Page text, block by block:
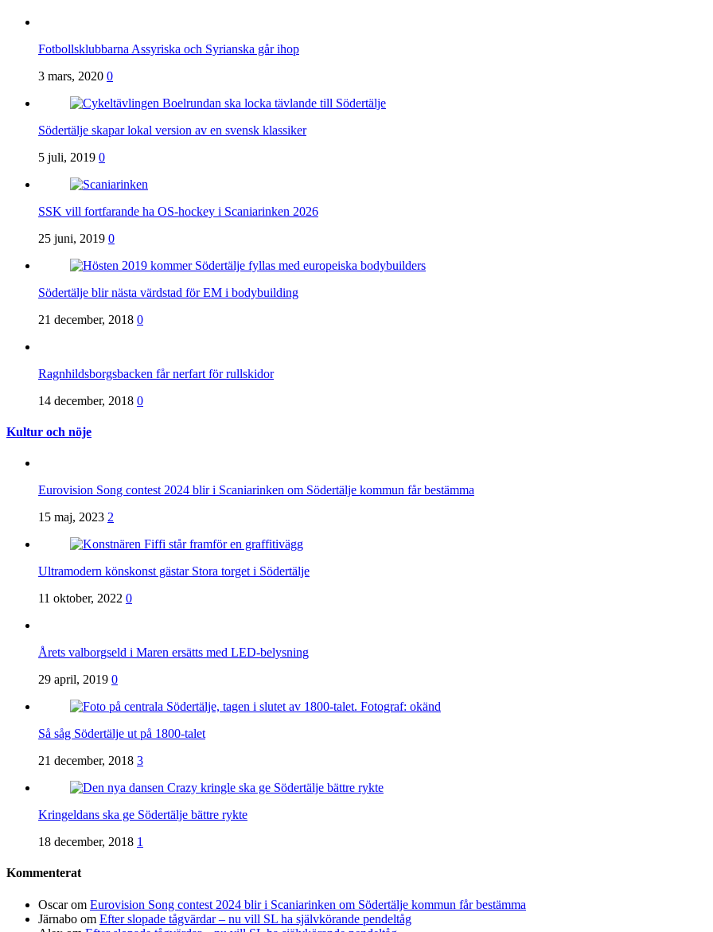
Fotbollsklubbarna Assyriska och Syrianska går ihop
3 mars, 2020 0
Södertälje skapar lokal version av en svensk klassiker
5 juli, 2019 0
SSK vill fortfarande ha OS-hockey i Scaniarinken 2026
25 juni, 2019 0
Södertälje blir nästa värdstad för EM i bodybuilding
21 december, 2018 0
Ragnhildsborgsbacken får nerfart för rullskidor
14 december, 2018 0
Kultur och nöje
Eurovision Song contest 2024 blir i Scaniarinken om Södertälje kommun får bestämma
15 maj, 2023 2
Ultramodern könskonst gästar Stora torget i Södertälje
11 oktober, 2022 0
Årets valborgseld i Maren ersätts med LED-belysning
29 april, 2019 0
Så såg Södertälje ut på 1800-talet
21 december, 2018 3
Kringeldans ska ge Södertälje bättre rykte
18 december, 2018 1
Kommenterat
Oscarom Eurovision Song contest 2024 blir i Scaniarinken om Södertälje kommun får bestämma
Järnabo om Efter slopade tågvärdar – nu vill SL ha självkörande pendeltåg